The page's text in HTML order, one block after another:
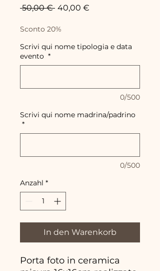
50,00 € Standardpreis
40,00 €
Sconto 20%
Scrivi qui nome tipologia e data
evento *
0/500
Scrivi qui nome madrina/padrino
*
0/500
Anzahl *
In den Warenkorb
Porta foto in ceramica